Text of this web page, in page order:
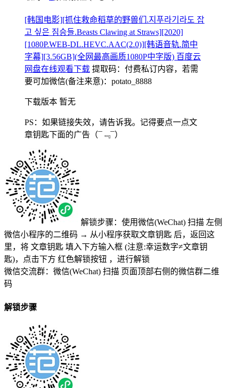
[韩国电影][抓住救命稻草的野兽们.지푸라기라도 잡
고 싶은 짐승들.Beasts Clawing at Straws][2020]
[1080P.WEB-DL.HEVC.AAC(2.0)][韩语音轨.简中
字幕][3.56GB](全网最高画质1080P中字版) 百度云
网盘在线观看下载 提取码： 付费私订内容，若需
要可加微信(备注来意)：potato_8888
下载版本 暂无
PS：如果链接失效，请告诉我。记得要点一点文
章钥匙下面的广告 （¯﹃¯）
解锁步骤：使用微信(WeChat) 扫描 左侧
微信小程序的二维码 → 从小程序获取文章钥匙 后，返回这
里，将 文章钥匙 填入下方输入框 (注意:幸运数字≠文章钥
匙)，点击下方 红色解锁按钮 ，进行解锁
微信交流群：微信(WeChat) 扫描 页面顶部右侧的微信群二维
码
解锁步骤